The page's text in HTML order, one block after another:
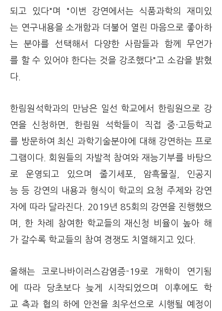
되고 있다"며 "이번 강연에서는 식품과학의 재미있
는 연구내용을 소개함과 더불어 열린 마음으로 좋아하
는 분야를 선택해서 다양한 사람들과 함께 무언가
를 할 수 있어야 한다는 것을 강조했다"고 소감을 밝혔
다.
한림원석학과의 만남은 일선 학교에서 한림원으로 강
연을 신청하면, 한림원 석학들이 직접 중·고등학교
를 방문하여 최신 과학기술분야에 대해 강연하는 프로
그램이다. 회원들의 자발적 참여와 재능기부를 바탕으
로 운영되고 있으며 줄기세포, 암흑물질, 인공지
능 등 강연의 내용과 형식이 학교의 요청 주제와 강연
자에 따라 달라진다. 2019년 85회의 강연을 진행했으
며, 한 차례 참여한 학교들의 재신청 비율이 높아 해
가 갈수록 학교들의 참여 경쟁도 치열해지고 있다.
올해는 코로나바이러스감염증-19로 개학이 연기됨
에 따라 당초보다 늦게 시작되었으며 이후에도 학
교 측과 협의 하에 안전을 최우선으로 시행될 예정이